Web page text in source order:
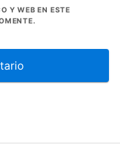
Y WEB EN ESTE